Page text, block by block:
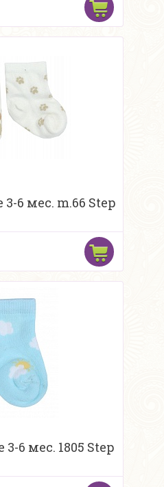
6 мес. m.66 Step
6 мес. 1805 Step